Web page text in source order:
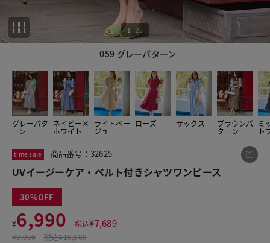
059 グレーパターン
1 | 28
グレーパタ
ーン
ネイビー×
ホワイト
ライトベー
ジュ
ローズ サックス ブラウンパ
ターン
ミ
ト
28
time sale 商品番号：32625
UVイージーケア・ベルト付きシャツワンピース
30
¥6,990 税込¥7,689
¥9,990 税込¥10,989
この商品をシェアする
¥6,990 税込¥7,689